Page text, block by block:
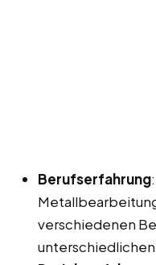
Berufserfahrung
verschiedenen
unterschiedlichen